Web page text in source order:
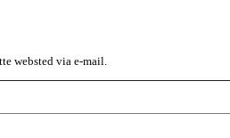
websted via e-mail.